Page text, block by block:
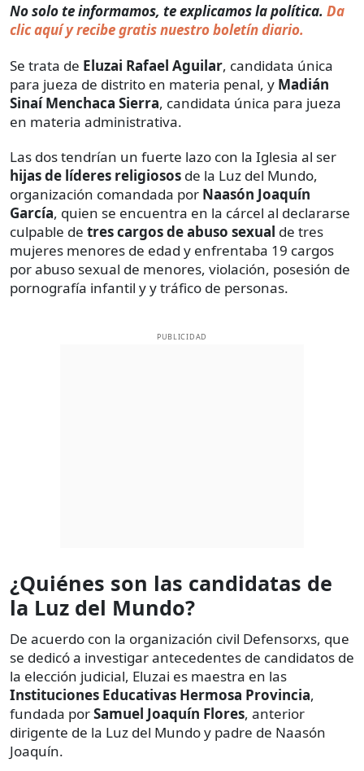
No solo te informamos, te explicamos la política. Da
clic aquí y recibe gratis nuestro boletín diario.
Se trata de Eluzai Rafael Aguilar, candidata única
para jueza de distrito en materia penal, y Madián
Sinaí Menchaca Sierra, candidata única para jueza
en materia administrativa.
Las dos tendrían un fuerte lazo con la Iglesia al ser
hijas de líderes religiosos de la Luz del Mundo,
organización comandada por Naasón Joaquín
García, quien se encuentra en la cárcel al declararse
culpable de tres cargos de abuso sexual de tres
mujeres menores de edad y enfrentaba 19 cargos
por abuso sexual de menores, violación, posesión de
pornografía infantil y y tráfico de personas.
PUBLICIDAD
¿Quiénes son las candidatas de
la Luz del Mundo?
De acuerdo con la organización civil Defensorxs, que
se dedicó a investigar antecedentes de candidatos de
la elección judicial, Eluzai es maestra en las
Instituciones Educativas Hermosa Provincia,
fundada porSamuel Joaquín Flores, anterior
dirigente de la Luz del Mundo y padre de Naasón
Joaquín.